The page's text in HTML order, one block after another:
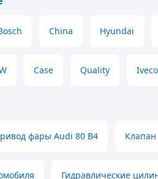
China Hyundai
Case Quality
фары Audi 80 B4
Гидравлические